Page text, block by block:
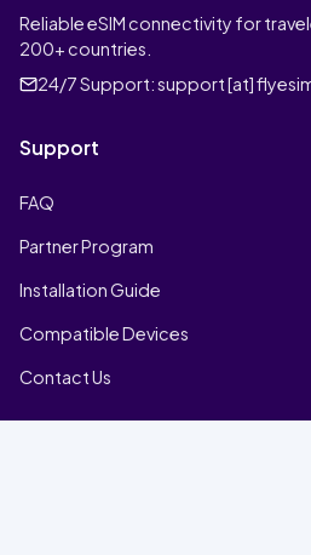
Reliable eSIM connectivity for
200+ countries.
24/7 Support:support [at]
Support
FAQ
Partner Program
Installation Guide
Compatible Devices
Contact Us